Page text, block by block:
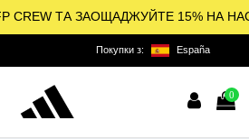
CREW ТА ЗАОЩАДЖУЙТЕ 15% НА
Покупки з: España
0